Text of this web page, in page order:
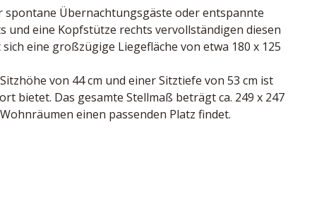
spontane Übernachtungsgäste oder entspannte
und eine Kopfstütze rechts vervollständigen diesen
eine großzügige Liegefläche von etwa 180 x 125
von 44 cm und einer Sitztiefe von 53 cm ist
bietet. Das gesamte Stellmaß beträgt ca. 249 x 247
einen passenden Platz findet.
Metall alu gebürstet, Naht Doppelsteppnaht, Ton